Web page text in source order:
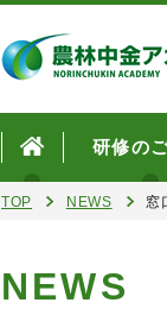
研修の
TOP NEWS 窓
NEWS